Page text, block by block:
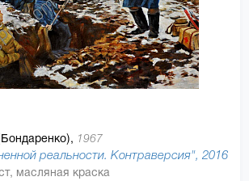
1967
реальности. Контраверсия", 2016
масляная краска